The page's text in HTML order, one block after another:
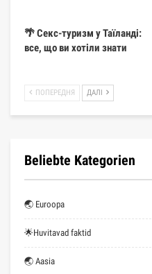
🌴 Секс-туризм у Таїланді:
все, що ви хотіли знати
ПОПЕРЕДНЯ ДАЛІ
Beliebte Kategorien
🌏 Euroopa
🌟Huvitavad faktid
🌏 Aasia